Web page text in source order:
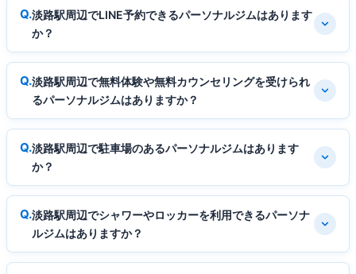
淡路駅周辺でLINE予約できるパーソナルジムはあります
か？
淡路駅周辺で無料体験や無料カウンセリングを受けられ
るパーソナルジムはありますか？
淡路駅周辺で駐車場のあるパーソナルジムはあります
か？
淡路駅周辺でシャワーやロッカーを利用できるパーソナ
ルジムはありますか？